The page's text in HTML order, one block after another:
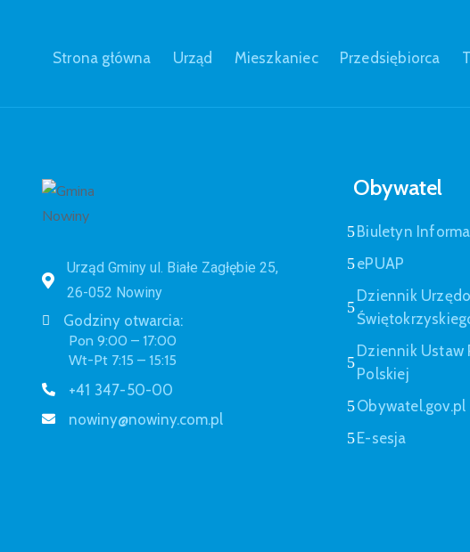
Strona główna Urząd Mieszkaniec Przedsiębiorca
Urząd Gminy ul. Białe Zagłębie 25,
26-052 Nowiny
Godziny otwarcia:
Pon 9:00 – 17:00
Wt-Pt 7:15 – 15:15
+41 347-50-00
nowiny@nowiny.com.pl
Obywatel
Biuletyn
ePUAP
Dziennik
Dziennik Ustaw
Polskiej
Obywatel.gov.pl
E-sesja